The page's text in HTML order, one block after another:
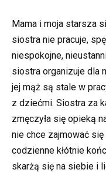
Mama i moja starsza
siostra nie pracuje,
niespokojne,
siostra organizuje dla
jej mąż są stale w
z dziećmi. Siostra za
zmęczyła się opieką
nie chce zajmować
codzienne kłótnie
skarżą się na siebie i